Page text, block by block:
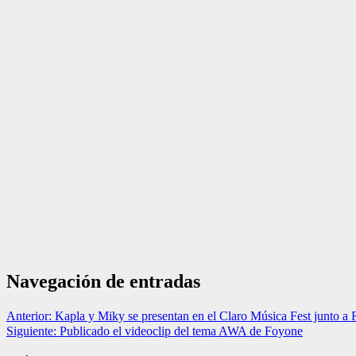
Navegación de entradas
Anterior: Kapla y Miky se presentan en el Claro Música Fest junto a
Siguiente: Publicado el videoclip del tema AWA de Foyone